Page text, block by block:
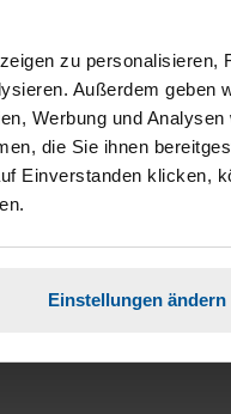
zu
Außerdem geben
Werbung und
die Sie ihnen
Einverstanden klicken,
Einstellungen ändern
sparen und